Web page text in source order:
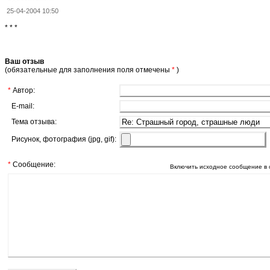
25-04-2004 10:50
* * *
Ваш отзыв
(обязательные для заполнения поля отмечены * )
* Автор:
E-mail:
Тема отзыва:
Рисунок, фотография (jpg, gif):
* Сообщение: Включить исходное сообщение в